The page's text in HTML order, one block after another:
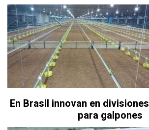
En Brasil innovan en
para galpones